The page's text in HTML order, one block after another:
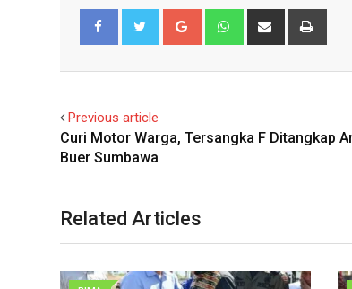
Google+ WhatsappShare
Previous article
Curi Motor Warga, Tersangka F Ditangkap
Buer Sumbawa
Related Articles